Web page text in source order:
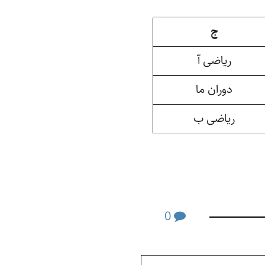
ج
ریاضی آ
دوران ما
ریاضی ب
0